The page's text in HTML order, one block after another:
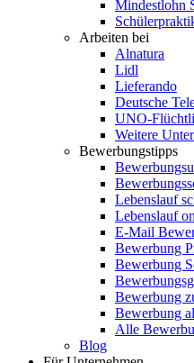
Mindestlohn
Arbeiten bei
Alnatura
Lidl
Lieferando
Deutsche
UNO-
Weitere
Bewerbungstipps
Lebenslauf
Lebenslauf
E-Mail
Bewerbung
Bewerbung
Bewerbung
Bewerbung
Alle
Blog